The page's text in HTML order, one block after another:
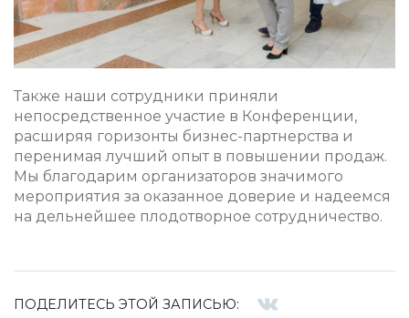
Также наши сотрудники приняли
непосредственное участие в Конференции,
расширяя горизонты бизнес-партнерства и
перенимая лучший опыт в повышении продаж.
Мы благодарим организаторов значимого
мероприятия за оказанное доверие и надеемся
на дельнейшее плодотворное сотрудничество.
ПОДЕЛИТЕСЬ ЭТОЙ ЗАПИСЬЮ: